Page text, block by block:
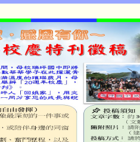
教育專業人